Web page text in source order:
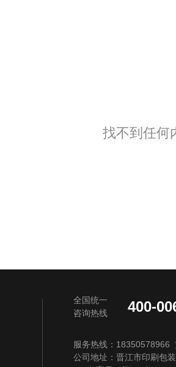
找不到任何
全国统一
咨询热线
400-
服务热线：
公司地址：晋江市印刷